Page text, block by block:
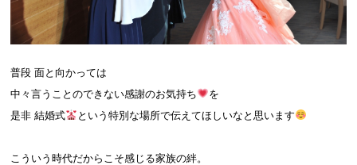
普段 面と向かっては
中々言うことのできない感謝のお気持ち
を
是非 結婚式
という特別な場所で伝えてほしいなと思います
こういう時代だからこそ感じる家族の絆。